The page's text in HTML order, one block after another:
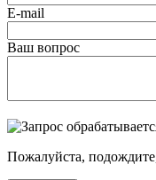
E-mail
Ваш вопрос
Пожалуйста,